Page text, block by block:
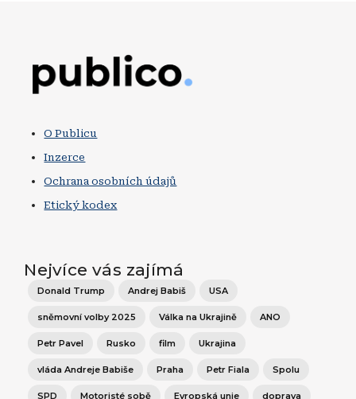
O Publicu
Inzerce
Ochrana osobních údajů
Etický kodex
Nejvíce vás zajímá
Donald Trump Andrej Babiš USA
sněmovní volby 2025 Válka na Ukrajině ANO
Petr Pavel Rusko film Ukrajina
vláda Andreje Babiše Praha Petr Fiala Spolu
SPD Motoristé sobě Evropská unie doprava